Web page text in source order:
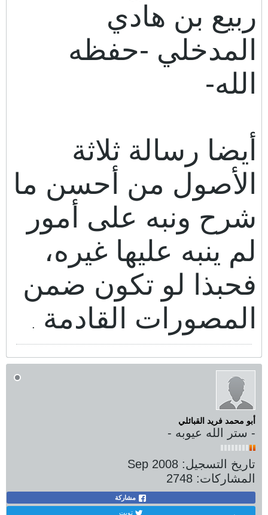
ربيع بن هادي
المدخلي -حفظه
الله-
أيضا رسالة ثلاثة
الأصول من أحسن ما
شرح ونبه على أمور
لم ينبه عليها غيره،
فحبذا لو تكون ضمن
المصورات القادمة
.
أبو محمد فريد القبائلي
- ستر الله عيوبه -
تاريخ التسجيل: Sep 2008
المشاركات: 2748
مشاركة
تويت